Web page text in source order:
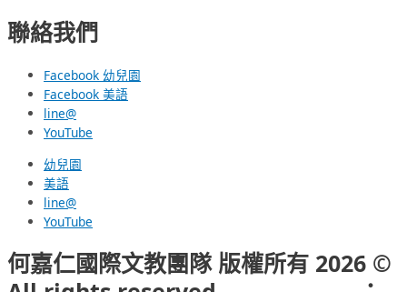
聯絡我們
Facebook 幼兒園
Facebook 美語
line@
YouTube
幼兒園
美語
line@
YouTube
何嘉仁國際文教團隊 版權所有 2026 ©